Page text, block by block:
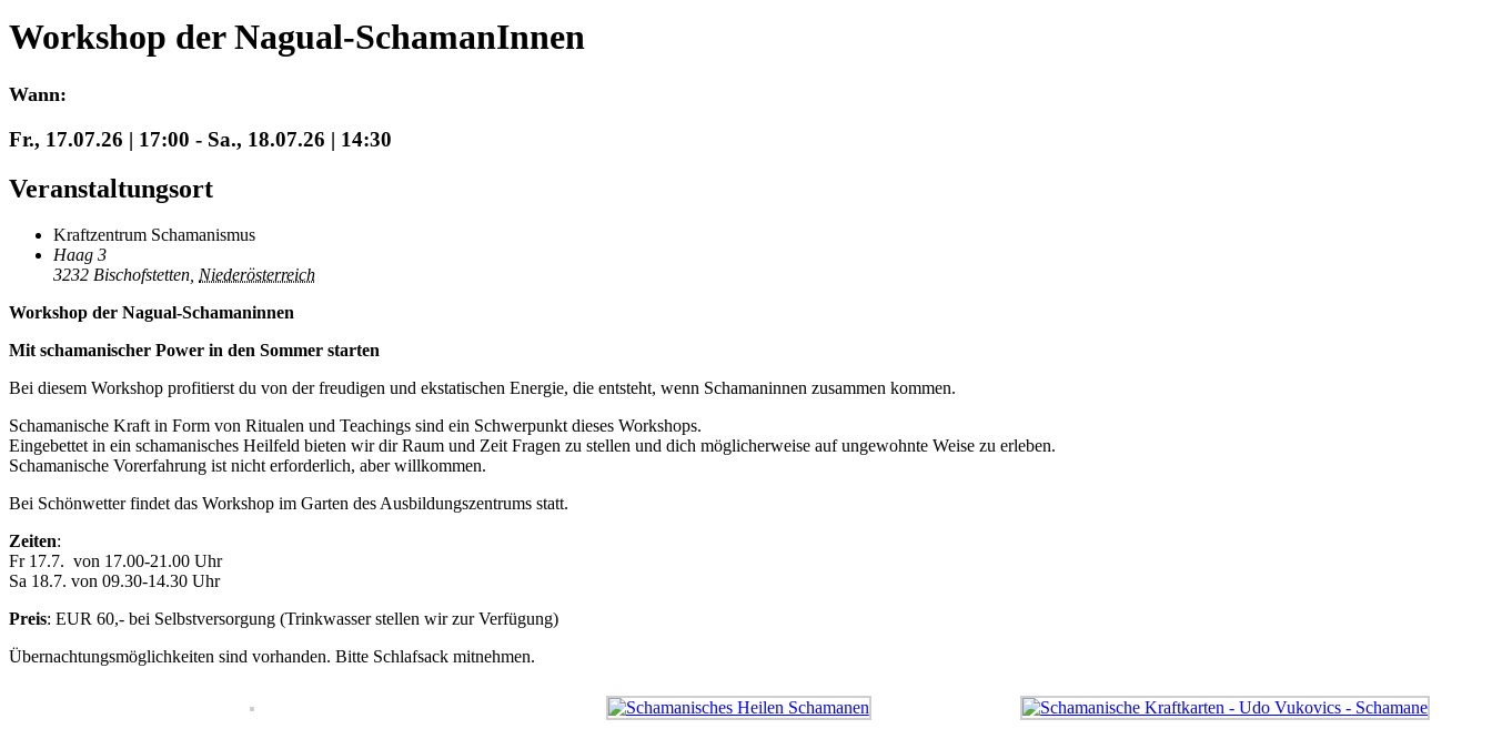
Workshop der Nagual-SchamanInnen
Wann:
Fr., 17.07.26 | 17:00 - Sa., 18.07.26 | 14:30
Veranstaltungsort
Kraftzentrum Schamanismus
Haag 3
3232 Bischofstetten, Niederösterreich
Workshop der Nagual-Schamaninnen
Mit schamanischer Power in den Sommer starten
Bei diesem Workshop profitierst du von der freudigen und ekstatischen Energie, die entsteht, wenn Schamaninnen zusammen kommen.
Schamanische Kraft in Form von Ritualen und Teachings sind ein Schwerpunkt dieses Workshops.
Eingebettet in ein schamanisches Heilfeld bieten wir dir Raum und Zeit Fragen zu stellen und dich möglicherweise auf ungewohnte Weise zu erleben.
Schamanische Vorerfahrung ist nicht erforderlich, aber willkommen.
Bei Schönwetter findet das Workshop im Garten des Ausbildungszentrums statt.
Zeiten:
Fr 17.7. von 17.00-21.00 Uhr
Sa 18.7. von 09.30-14.30 Uhr
Preis: EUR 60,- bei Selbstversorgung (Trinkwasser stellen wir zur Verfügung)
Übernachtungsmöglichkeiten sind vorhanden. Bitte Schlafsack mitnehmen.